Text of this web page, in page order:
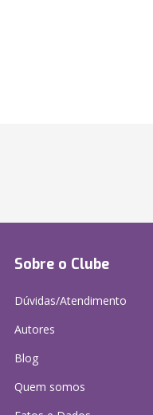
Sobre o Clube
Dúvidas/Atendimento
Autores
Blog
Quem somos